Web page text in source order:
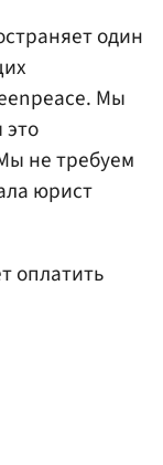
один
Мы
это
не требуем
юрист
оплатить